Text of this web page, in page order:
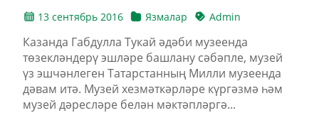
13 сентябрь 2016 Язмалар Admin
Казанда Габдулла Тукай әдәби музеенда
төзекләндерү эшләре башлану сәбәпле, музей
үз эшчәнлеген Татарстанның Милли музеенда
дәвам итә. Музей хезмәткәрләре күргәзмә һәм
музей дәресләре белән мәктәпләргә...